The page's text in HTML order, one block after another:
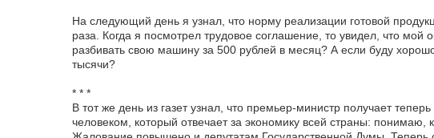
На следующий день я узнал, что норму реализации готовой
раза. Когда я посмотрел трудовое соглашение, то увидел, что
разбивать свою машину за 500 рублей в месяц? А если буду
тысячи?
* * *
В тот же день из газет узнал, что премьер-министр получает
человеком, который отвечает за экономику всей страны: понимаю,